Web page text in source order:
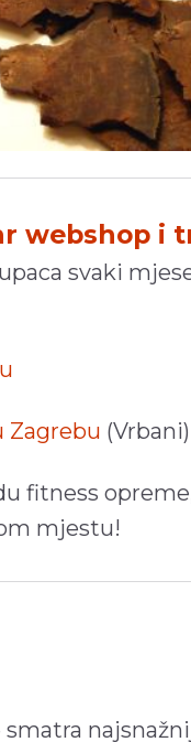
webshop i
svaki
Zagrebu (Vrbani)
fitness
mjestu!